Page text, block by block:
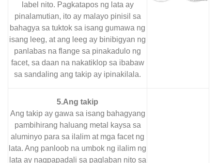
label nito. Pagkatapos ng lata ay
pinalamutian, ito ay malayo pinisil sa
bahagya sa tuktok sa isang gumawa ng
isang leeg, at ang leeg ay binibigyan ng
panlabas na flange sa pinakadulo ng
facet, sa daan na nakatiklop sa ibabaw
sa sandaling ang takip ay ipinakilala.
5.Ang takip
Ang takip ay gawa sa isang bahagyang
pambihirang haluang metal kaysa sa
aluminyo para sa ilalim at mga facet ng
lata. Ang panloob na umbok ng ilalim ng
lata ay nagpapadali sa paglaban nito sa